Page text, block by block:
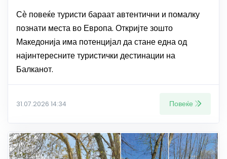
Сѐ повеќе туристи бараат автентични и помалку
познати места во Европа. Откријте зошто
Македонија има потенцијал да стане една од
најинтересните туристички дестинации на
Балканот.
31.07.2026 14:34 Повеќе